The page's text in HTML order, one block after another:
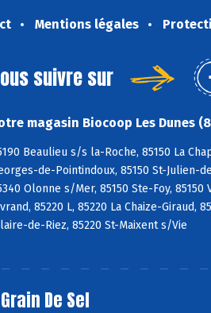
Mentions légales
suivre sur
magasin Biocoop Les Dunes
Beaulieu s/s la-Roche, 85150 La
de-Pointindoux, 85150 St-Julien-
Olonne s/Mer, 85150 Ste-Foy,
85220 L, 85220 La Chaize-
de-Riez, 85220 St-Maixent s/Vie
De Sel